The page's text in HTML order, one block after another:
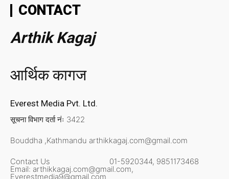
CONTACT
Arthik Kagaj
आर्थिक कागज
Everest Media Pvt. Ltd.
सूचना विभाग दर्ता नंः 3422
Bouddha ,Kathmandu arthikkagaj.com@gmail.com
Contact Us 01-5920344, 9851173468
Email: arthikkagaj.com@gmail.com,
Everestmedia9@gmail.com